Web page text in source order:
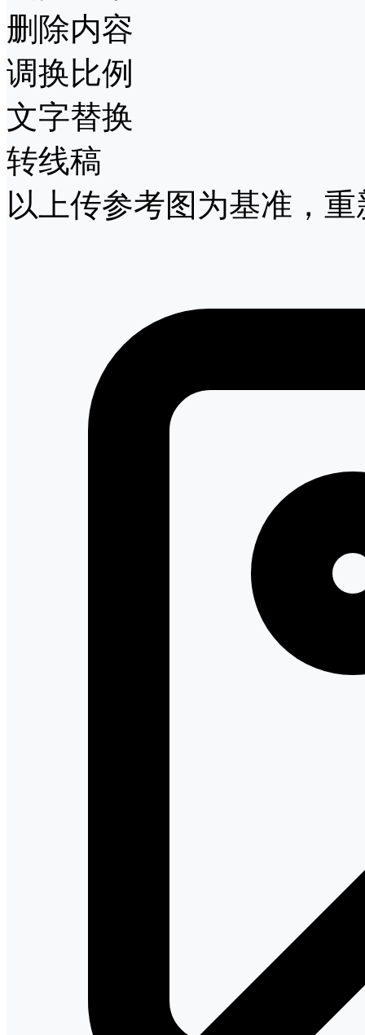
删除内容
调换比例
文字替换
转线稿
以上传参考图为基准，